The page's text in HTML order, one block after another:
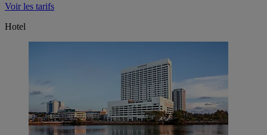
Voir les tarifs
Hotel